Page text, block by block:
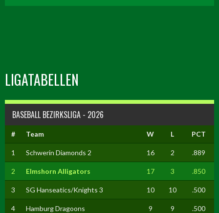
LIGATABELLEN
BASEBALL BEZIRKSLIGA - 2026
# Team W L PCT
1 Schwerin Diamonds 2 16 2 .889
2 Elmshorn Alligators 17 3 .850
3 SG Hanseatics/Knights 3 10 10 .500
4 Hamburg Dragoons 9 9 .500